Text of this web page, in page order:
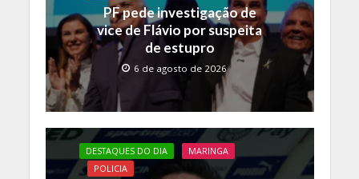
PF pede investigação de
vice de Flávio por suspeita
de estupro
6 de agosto de 2026
DESTAQUES DO DIA
MARINGA
POLICIA